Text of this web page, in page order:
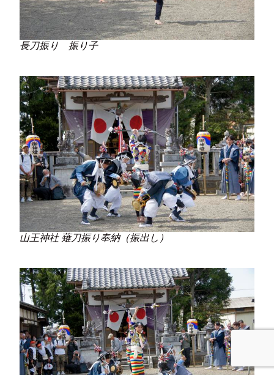
長刀振り 振り子
山王神社 薙刀振り奉納（振出し）